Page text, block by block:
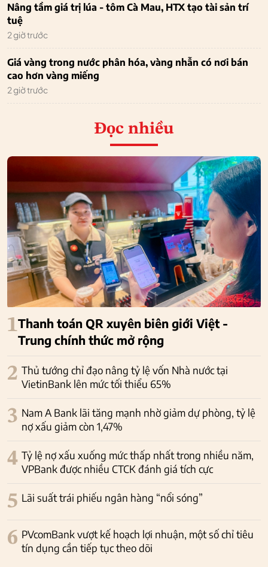
Nâng tầm giá trị lúa - tôm Cà Mau, HTX tạo tài sản trí
tuệ
2 giờ trước
Giá vàng trong nước phân hóa, vàng nhẫn có nơi bán
cao hơn vàng miếng
2 giờ trước
Đọc nhiều
1Thanh toán QR xuyên biên giới Việt -
Trung chính thức mở rộng
2 Thủ tướng chỉ đạo nâng tỷ lệ vốn Nhà nước tại
VietinBank lên mức tối thiểu 65%
3 Nam A Bank lãi tăng mạnh nhờ giảm dự phòng, tỷ lệ
nợ xấu giảm còn 1,47%
4 Tỷ lệ nợ xấu xuống mức thấp nhất trong nhiều năm,
VPBank được nhiều CTCK đánh giá tích cực
5 Lãi suất trái phiếu ngân hàng “nổi sóng”
6 PVcomBank vượt kế hoạch lợi nhuận, một số chỉ tiêu
tín dụng cần tiếp tục theo dõi